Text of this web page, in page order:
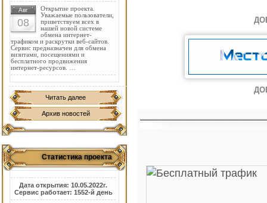
Авг
08
Открытие проекта.
Уважаемые пользователи,
приветствуем всех в
нашей новой системе
обмена интернет-
трафиком и раскрутки веб-сайтов.
Сервис предназначен для обмена
визитами, посещениями и
бесплатного продвижения
интернет-ресурсов. …
Читать далее
Архив новостей
Статистика проекта
Дата открытия: 10.05.2022г.
Сервис работает: 1552-й день